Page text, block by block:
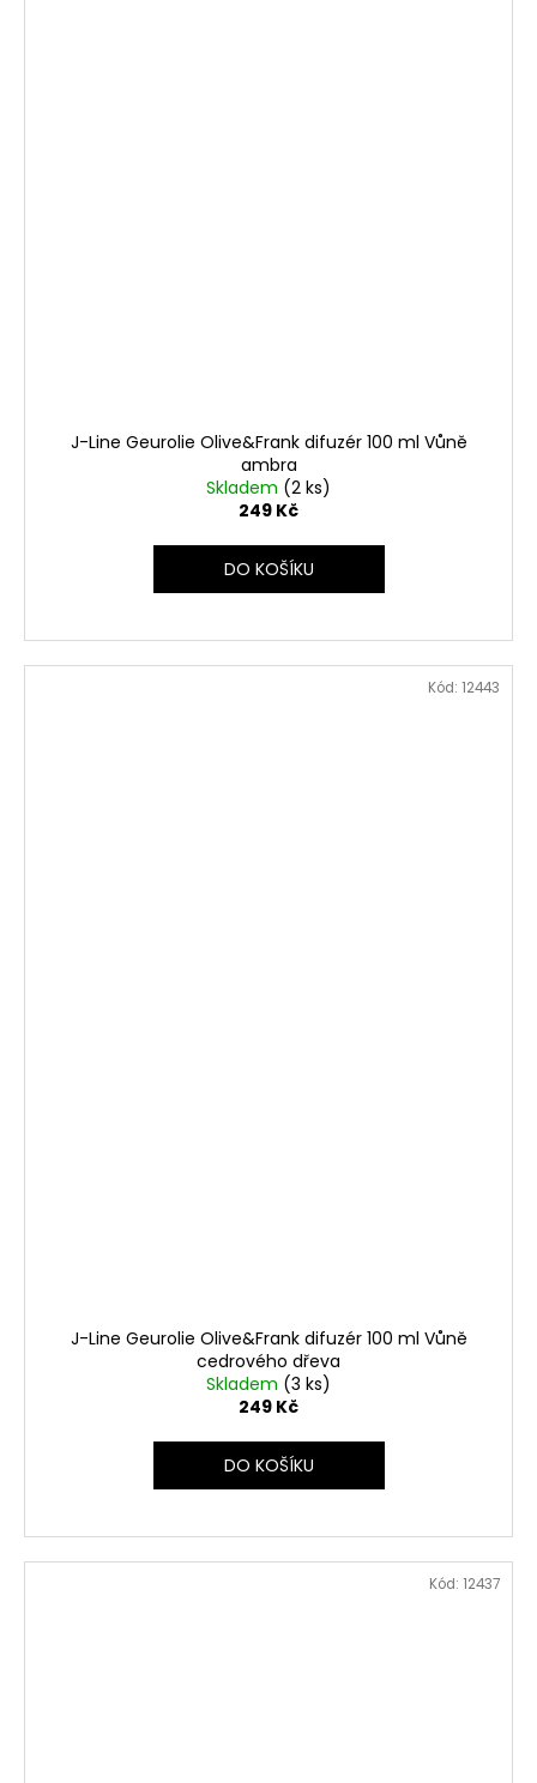
J-Line Geurolie Olive&Frank difuzér 100 ml Vůně
ambra
Skladem (2 ks)
249 Kč
DO KOŠÍKU
J-Line Geurolie Olive&Frank difuzér 100 ml Vůně
cedrového dřeva
Skladem (3 ks)
249 Kč
DO KOŠÍKU
Kód: 12443
Kód: 12437